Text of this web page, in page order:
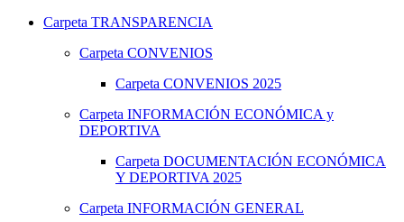
Carpeta TRANSPARENCIA
Carpeta CONVENIOS
Carpeta CONVENIOS 2025
Carpeta INFORMACIÓN ECONÓMICA y
DEPORTIVA
Carpeta DOCUMENTACIÓN ECONÓMICA
Y DEPORTIVA 2025
Carpeta INFORMACIÓN GENERAL